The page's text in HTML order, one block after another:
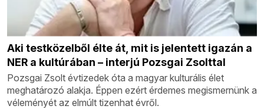
Aki testközelből élte át, mit is jelentett igazán a
NER a kultúrában – interjú Pozsgai Zsolttal
Pozsgai Zsolt évtizedek óta a magyar kulturális élet
meghatározó alakja. Éppen ezért érdemes megismernünk a
véleményét az elmúlt tizenhat évről.